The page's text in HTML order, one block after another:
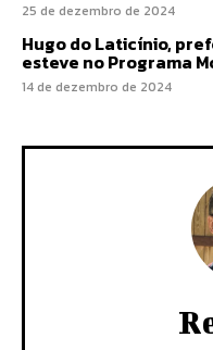
25 de dezembro de 2024
Hugo do Laticínio,
esteve no Programa
14 de dezembro de 2024